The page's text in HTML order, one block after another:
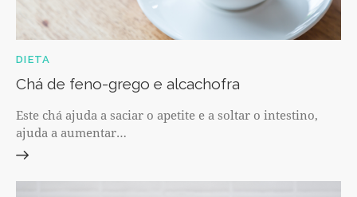
DIETA
Chá de feno-grego e alcachofra
Este chá ajuda a saciar o apetite e a soltar o intestino,
ajuda a aumentar…